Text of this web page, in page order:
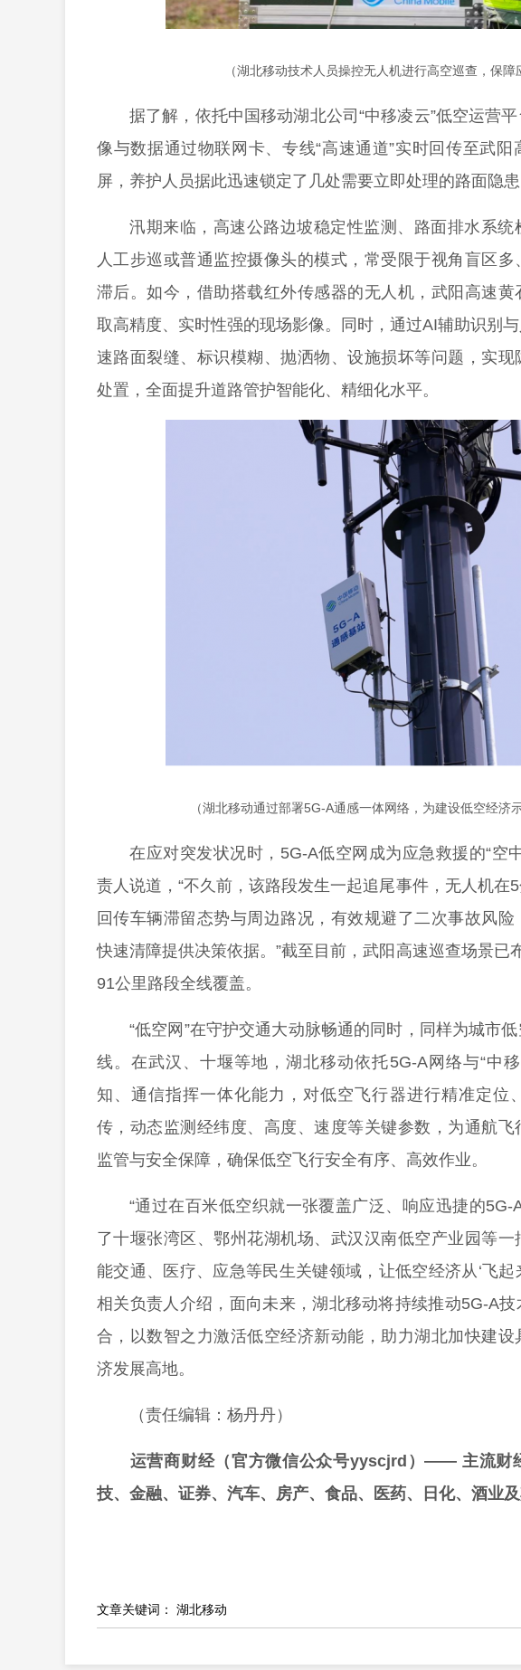
（湖北移动技术人员操控无人机进行高空巡查，保障
据了解，依托中国移动湖北公司“中移凌云”低空运营
像与数据通过物联网卡、专线“高速通道”实时回传至武
屏，养护人员据此迅速锁定了几处需要立即处理的路面隐患
汛期来临，高速公路边坡稳定性监测、路面排水系统
人工步巡或普通监控摄像头的模式，常受限于视角盲区
滞后。如今，借助搭载红外传感器的无人机，武阳高速
取高精度、实时性强的现场影像。同时，通过AI辅助识别
速路面裂缝、标识模糊、抛洒物、设施损坏等问题，实
处置，全面提升道路管护智能化、精细化水平。
（湖北移动通过部署5G-A通感一体网络，为建设低空经济
在应对突发状况时，5G-A低空网成为应急救援的“空
责人说道，“不久前，该路段发生一起追尾事件，无人机在
回传车辆滞留态势与周边路况，有效规避了二次事故风险
快速清障提供决策依据。”截至目前，武阳高速巡查场景已
91公里路段全线覆盖。
“低空网”在守护交通大动脉畅通的同时，同样为城市
线。在武汉、十堰等地，湖北移动依托5G-A网络与“中
知、通信指挥一体化能力，对低空飞行器进行精准定位
传，动态监测经纬度、高度、速度等关键参数，为通航
监管与安全保障，确保低空飞行安全有序、高效作业。
“通过在百米低空织就一张覆盖广泛、响应迅捷的5G-
了十堰张湾区、鄂州花湖机场、武汉汉南低空产业园等
能交通、医疗、应急等民生关键领域，让低空经济从‘飞起
相关负责人介绍，面向未来，湖北移动将持续推动5G-A
合，以数智之力激活低空经济新动能，助力湖北加快建
济发展高地。
（责任编辑：杨丹丹）
运营商财经（官方微信公众号yyscjrd）—— 主流财
技、金融、证券、汽车、房产、食品、医药、日化、酒业及
文章关键词： 湖北移动